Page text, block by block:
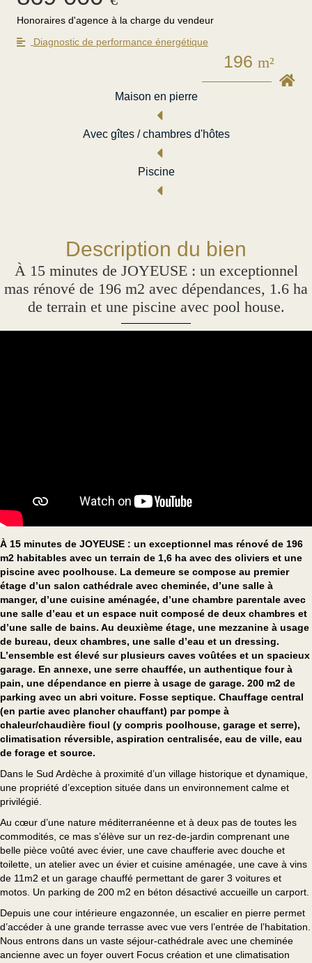
Honoraires d'agence à la charge du vendeur
Diagnostic de performance énergétique
196 m²
Maison en pierre
Avec gîtes / chambres d'hôtes
Piscine
Description du bien
À 15 minutes de JOYEUSE : un exceptionnel
mas rénové de 196 m2 avec dépendances, 1.6 ha
de terrain et une piscine avec pool house.
À 15 minutes de JOYEUSE : un exceptionnel mas rénové de 196
m2 habitables avec un terrain de 1,6 ha avec des oliviers et une
piscine avec poolhouse. La demeure se compose au premier
étage d’un salon cathédrale avec cheminée, d’une salle à
manger, d’une cuisine aménagée, d’une chambre parentale avec
une salle d’eau et un espace nuit composé de deux chambres et
d’une salle de bains. Au deuxième étage, une mezzanine à usage
de bureau, deux chambres, une salle d’eau et un dressing.
L’ensemble est élevé sur plusieurs caves voûtées et un spacieux
garage. En annexe, une serre chauffée, un authentique four à
pain, une dépendance en pierre à usage de garage. 200 m2 de
parking avec un abri voiture. Fosse septique. Chauffage central
(en partie avec plancher chauffant) par pompe à
chaleur/chaudière fioul (y compris poolhouse, garage et serre),
climatisation réversible, aspiration centralisée, eau de ville, eau
de forage et source.
Dans le Sud Ardèche à proximité d’un village historique et dynamique,
une propriété d’exception située dans un environnement calme et
privilégié.
Au cœur d’une nature méditerranéenne et à deux pas de toutes les
commodités, ce mas s’élève sur un rez-de-jardin comprenant une
belle pièce voûté avec évier, une cave chaufferie avec douche et
toilette, un atelier avec un évier et cuisine aménagée, une cave à vins
de 11m2 et un garage chauffé permettant de garer 3 voitures et
motos. Un parking de 200 m2 en béton désactivé accueille un carport.
Depuis une cour intérieure engazonnée, un escalier en pierre permet
d’accéder à une grande terrasse avec vue vers l’entrée de l’habitation.
Nous entrons dans un vaste séjour-cathédrale avec une cheminée
ancienne avec un foyer ouvert Focus création et une climatisation